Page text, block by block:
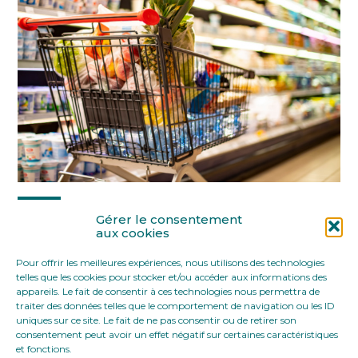
Gérer le consentement
aux cookies
Pour offrir les meilleures expériences, nous utilisons des technologies
telles que les cookies pour stocker et/ou accéder aux informations des
appareils. Le fait de consentir à ces technologies nous permettra de
traiter des données telles que le comportement de navigation ou les ID
uniques sur ce site. Le fait de ne pas consentir ou de retirer son
consentement peut avoir un effet négatif sur certaines caractéristiques
et fonctions.
FaceBook
TwitterLinkedIn